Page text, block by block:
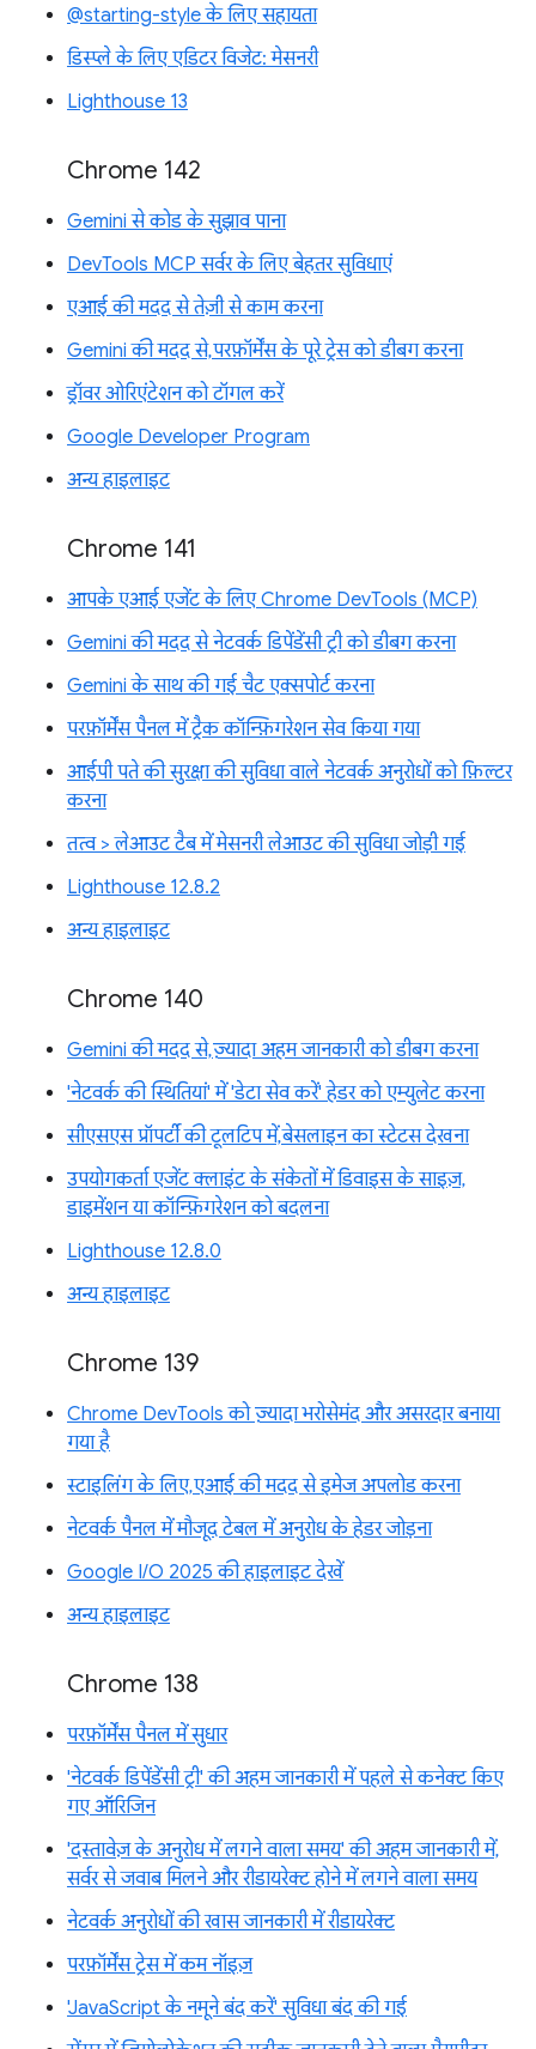
@starting-style के लिए सहायता
डिस्प्ले के लिए एडिटर विजेट: मेसनरी
Lighthouse 13
Chrome 142
Gemini से कोड के सुझाव पाना
DevTools MCP सर्वर के लिए बेहतर सुविधाएं
एआई की मदद से तेज़ी से काम करना
Gemini की मदद से, परफ़ॉर्मेंस के पूरे ट्रेस को डीबग करना
ड्रॉवर ओरिएंटेशन को टॉगल करें
Google Developer Program
अन्य हाइलाइट
Chrome 141
आपके एआई एजेंट के लिए Chrome DevTools (MCP)
Gemini की मदद से नेटवर्क डिपेंडेंसी ट्री को डीबग करना
Gemini के साथ की गई चैट एक्सपोर्ट करना
परफ़ॉर्मेंस पैनल में ट्रैक कॉन्फ़िगरेशन सेव किया गया
आईपी पते की सुरक्षा की सुविधा वाले नेटवर्क अनुरोधों को फ़िल्टर
करना
तत्व > लेआउट टैब में मेसनरी लेआउट की सुविधा जोड़ी गई
Lighthouse 12.8.2
अन्य हाइलाइट
Chrome 140
Gemini की मदद से, ज़्यादा अहम जानकारी को डीबग करना
'नेटवर्क की स्थितियां' में 'डेटा सेव करें' हेडर को एम्युलेट करना
सीएसएस प्रॉपर्टी की टूलटिप में, बेसलाइन का स्टेटस देखना
उपयोगकर्ता एजेंट क्लाइंट के संकेतों में डिवाइस के साइज़,
डाइमेंशन या कॉन्फ़िगरेशन को बदलना
Lighthouse 12.8.0
अन्य हाइलाइट
Chrome 139
Chrome DevTools को ज़्यादा भरोसेमंद और असरदार बनाया
गया है
स्टाइलिंग के लिए, एआई की मदद से इमेज अपलोड करना
नेटवर्क पैनल में मौजूद टेबल में अनुरोध के हेडर जोड़ना
Google I/O 2025 की हाइलाइट देखें
अन्य हाइलाइट
Chrome 138
परफ़ॉर्मेंस पैनल में सुधार
'नेटवर्क डिपेंडेंसी ट्री' की अहम जानकारी में पहले से कनेक्ट किए
गए ऑरिजिन
'दस्तावेज़ के अनुरोध में लगने वाला समय' की अहम जानकारी में,
सर्वर से जवाब मिलने और रीडायरेक्ट होने में लगने वाला समय
नेटवर्क अनुरोधों की खास जानकारी में रीडायरेक्ट
परफ़ॉर्मेंस ट्रेस में कम नॉइज़
'JavaScript के नमूने बंद करें' सुविधा बंद की गई